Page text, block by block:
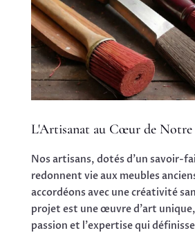
L'Artisanat au Cœur de
Nos artisans, dotés d'un savoir-
redonnent vie aux meubles
accordéons avec une créativité
projet est une œuvre d'art
passion et l'expertise qui